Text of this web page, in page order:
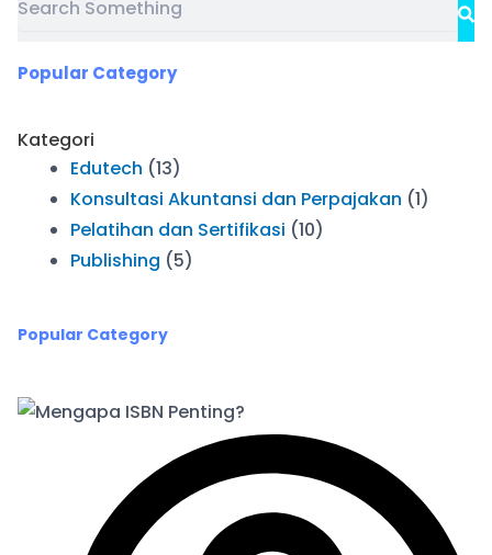
Popular Category
Kategori
Edutech (13)
Konsultasi Akuntansi dan Perpajakan (1)
Pelatihan dan Sertifikasi (10)
Publishing (5)
Popular Category